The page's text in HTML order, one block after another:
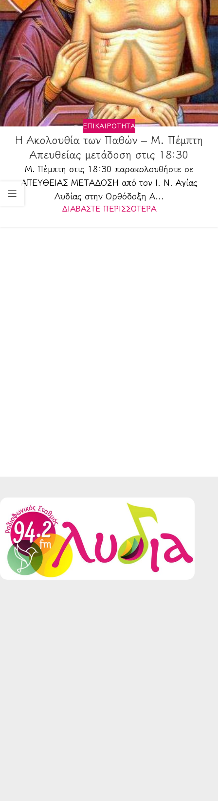
ΕΠΙΚΑΙΡΌΤΗΤΑ
Η Ακολουθία των Παθών – Μ. Πέμπτη
Απευθείας μετάδοση στις 18:30
Μ. Πέμπτη στις 18:30 παρακολουθήστε σε
ΑΠΕΥΘΕΙΑΣ ΜΕΤΑΔΟΣΗ από τον Ι. Ν. Αγίας
Λυδίας στην Ορθόδοξη Α...
ΔΙΑΒΆΣΤΕ ΠΕΡΙΣΣΌΤΕΡΑ